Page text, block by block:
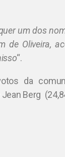
um dos
de Oliveira,
“.
da
Berg